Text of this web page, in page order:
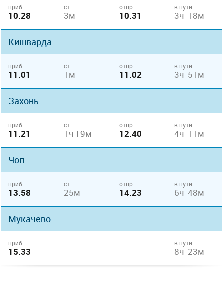
приб.
10.28
ст.
3м
отпр.
10.31
в пути
3ч 18м
Кишварда
приб.
11.01
ст.
1м
отпр.
11.02
в пути
3ч 51м
Захонь
приб.
11.21
ст.
1ч 19м
отпр.
12.40
в пути
4ч 11м
Чоп
приб.
13.58
ст.
25м
отпр.
14.23
в пути
6ч 48м
Мукачево
приб.
15.33
в пути
8ч 23м